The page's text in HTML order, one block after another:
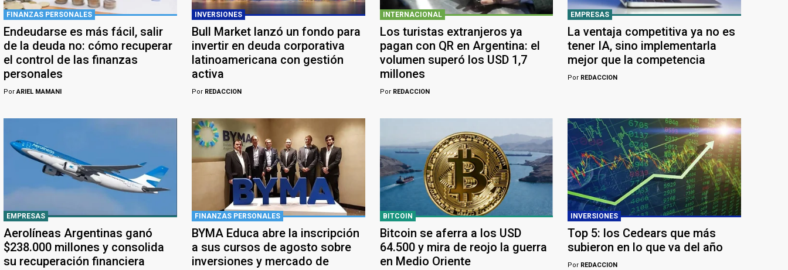
FINANZAS PERSONALES
Endeudarse es más fácil, salir
de la deuda no: cómo recuperar
el control de las finanzas
personales
PorARIEL MAMANI
INVERSIONES
Bull Market lanzó un fondo para
invertir en deuda corporativa
latinoamericana con gestión
activa
PorREDACCION
INTERNACIONAL
Los turistas extranjeros ya
pagan con QR en Argentina: el
volumen superó los USD 1,7
millones
PorREDACCION
EMPRESAS
La ventaja competitiva ya no es
tener IA, sino implementarla
mejor que la competencia
Por REDACCION
EMPRESAS
Aerolíneas Argentinas ganó
$238.000 millones y consolida
su recuperación financiera
FINANZAS PERSONALES
BYMA Educa abre la inscripción
a sus cursos de agosto sobre
inversiones y mercado de
BITCOIN
Bitcoin se aferra a los USD
64.500 y mira de reojo la guerra
en Medio Oriente
INVERSIONES
Top 5: los Cedears que más
subieron en lo que va del año
Por REDACCION